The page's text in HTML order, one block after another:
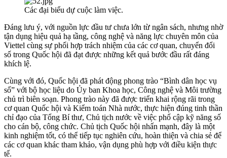
Các đại biểu dự cuộc làm việc.
Đáng lưu ý, với nguồn lực đầu tư chưa lớn từ ngân sách, nhưng nhờ
tận dụng hiệu quả hạ tầng, công nghệ và năng lực chuyên môn của
Viettel cùng sự phối hợp trách nhiệm của các cơ quan, chuyển đổi
số trong Quốc hội đã đạt được những kết quả bước đầu rất đáng
khích lệ.
Cùng với đó, Quốc hội đã phát động phong trào “Bình dân học vụ
số” với bộ học liệu do Ủy ban Khoa học, Công nghệ và Môi trường
chủ trì biên soạn. Phong trào này đã được triển khai rộng rãi trong
cơ quan Quốc hội và Kiểm toán Nhà nước, thực hiện đúng tinh thần
chỉ đạo của Tổng Bí thư, Chủ tịch nước về việc phổ cập kỹ năng số
cho cán bộ, công chức. Chủ tịch Quốc hội nhấn mạnh, đây là một
kinh nghiệm tốt, có thể tiếp tục nghiên cứu, hoàn thiện và chia sẻ để
các cơ quan khác tham khảo, vận dụng phù hợp với điều kiện thực
tế.